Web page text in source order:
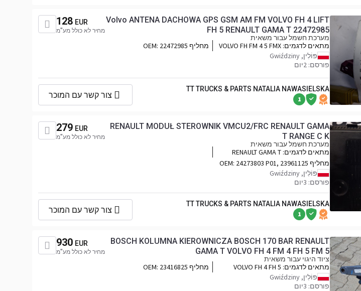
Volvo ANTENA DACHOWA GPS GSM AM FM VOLVO FH 4 LIFT
FH 5 RENAULT GAMA T 22472985
מערכת חשמל עבור משאית
מתאים לדגמים: VOLVO FH FM 4 5 FMX
RENAULT GAMA T RANGE C K
מחליף OEM: 22472985
פּוֹלִין, Gwiździny
פורסם: 2יום
128 EUR
מחיר לא כולל מע"מ
TT TRUCKS & PARTS NATALIA NAWASIELSKA
1 צור קשר עם המוכר
RENAULT MODUŁ STEROWNIK VMCU2/FRC RENAULT GAMA
T RANGE C K
מערכת חשמל עבור משאית
מתאים לדגמים: RENAULT GAMA T
RANGE C K
מחליף OEM: 24273803 P01, 23961125
P04פּוֹלִין, Gwiździny
פורסם: 3יום
279 EUR
מחיר לא כולל מע"מ
TT TRUCKS & PARTS NATALIA NAWASIELSKA
1 צור קשר עם המוכר
BOSCH KOLUMNA KIEROWNICZA BOSCH 170 BAR RENAULT
GAMA T VOLVO FH 4 FM 4 FH 5 FM 5
ציוד היגוי עבור משאית
מתאים לדגמים: VOLVO FH 4 FH 5
RENAULT GAMA T
מחליף OEM: 23416825
פּוֹלִין, Gwiździny
פורסם: 3יום
930 EUR
מחיר לא כולל מע"מ